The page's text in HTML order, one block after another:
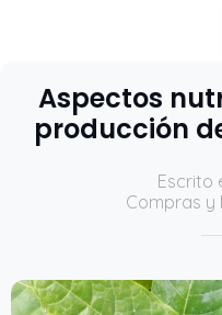
Aspectos
producción
Escrito
Compras y